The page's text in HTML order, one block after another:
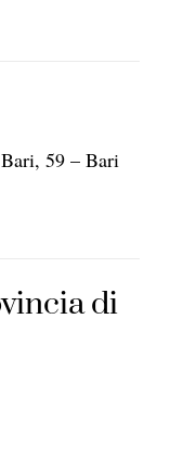
59 – Bari
di